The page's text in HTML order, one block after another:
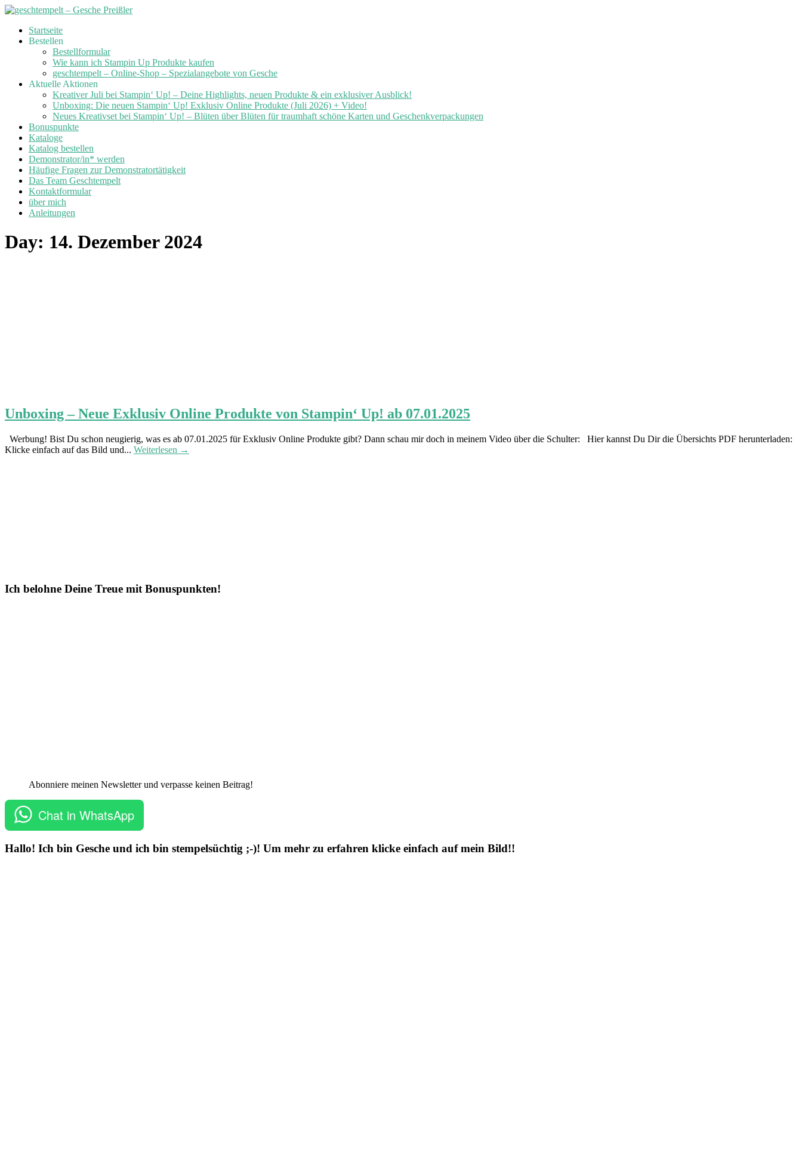
Skip
Startseite
Bestellen
Bestellformular
Wie kann ich Stampin Up Produkte kaufen
geschtempelt – Online-Shop – Spezialangebote von Gesche
Aktuelle Aktionen
Kreativer Juli bei Stampin‘ Up! – Deine Highlights, neuen Produkte & ein exklusiver Ausblick!
Unboxing: Die neuen Stampin‘ Up! Exklusiv Online Produkte (Juli 2026) + Video!
Neues Kreativset bei Stampin‘ Up! – Blüten über Blüten für traumhaft schöne Karten und Geschenkverpackungen
Bonuspunkte
Kataloge
Katalog bestellen
Demonstrator/in* werden
Häufige Fragen zur Demonstratortätigkeit
Das Team Geschtempelt
Kontaktformular
über mich
Anleitungen
Day: 14. Dezember 2024
Unboxing – Neue Exklusiv Online Produkte von Stampin‘ Up! ab 07.01.2025
Werbung! Bist Du schon neugierig, was es ab 07.01.2025 für Exklusiv Online Produkte gibt? Dann schau mir doch in meinem Video über die Schulter: Hier kannst Du Dir die Übersichts PDF herunterladen:
Klicke einfach auf das Bild und... Weiterlesen →
Ich belohne Deine Treue mit Bonuspunkten!
Abonniere meinen Newsletter und verpasse keinen Beitrag!
Chat in WhatsApp
Hallo! Ich bin Gesche und ich bin stempelsüchtig ;-)! Um mehr zu erfahren klicke einfach auf mein Bild!!